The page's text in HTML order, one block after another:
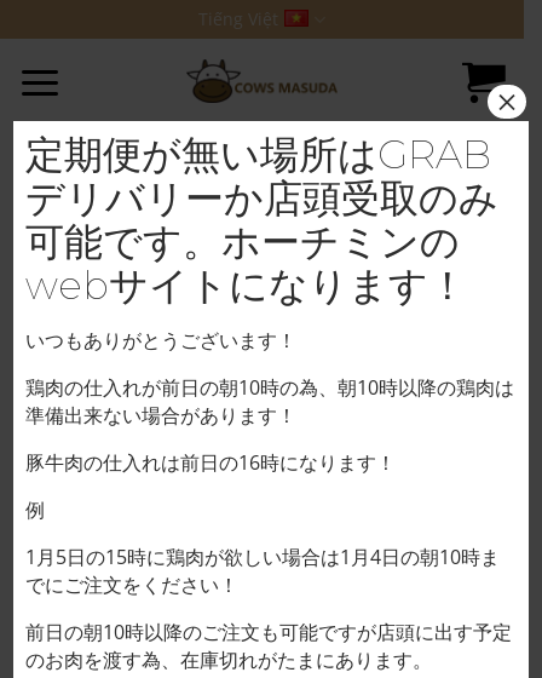
qua
nội
dung
Tiếng Việt
Vetterに掲載して頂きました！
ホーチミンに2号店が出来ました！
フレンチレストランに卸をしています！
改善点、問題点、良いアイデアがあれば教えてく
Không tìm thấy gì
Dường như chúng tôi không thể tìm thấy những gì
bạn đang tìm kiếm. Có lẽ tìm kiếm có thể giúp ích.
定期便が無い場所はGRAB
デリバリーか店頭受取のみ
可能です。ホーチミンの
webサイトになります！
いつもありがとうございます！
鶏肉の仕入れが前日の朝10時の為、朝10時以降の鶏肉は
準備出来ない場合があります！
豚牛肉の仕入れは前日の16時になります！
例
1月5日の15時に鶏肉が欲しい場合は1月4日の朝10時ま
でにご注文をください！
前日の朝10時以降のご注文も可能ですが店頭に出す予定
のお肉を渡す為、在庫切れがたまにあります。
×